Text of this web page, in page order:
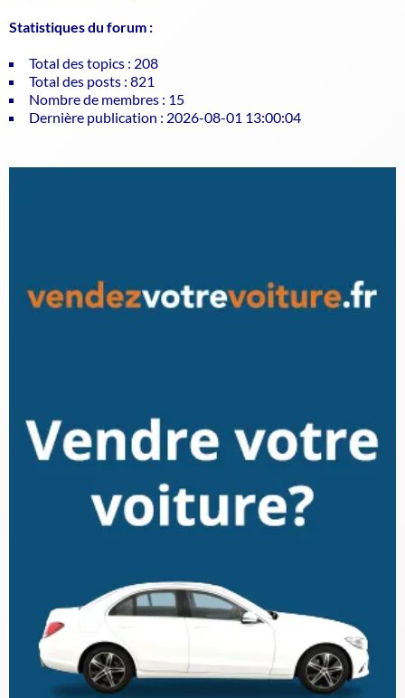
Statistiques du forum :
Total des topics : 208
Total des posts : 821
Nombre de membres : 15
Dernière publication : 2026-08-01 13:00:04